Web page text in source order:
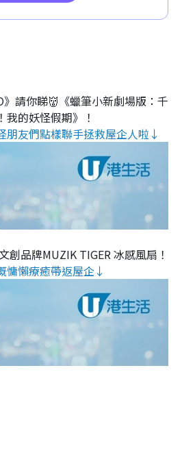
》請你睇👹《蠟筆小新劇場版：千
我的妖怪假期》！
朋友們點樣聯手拯救屋企人啦↓
創品牌MUZIK TIGER 冰感風扇！
慵懶療癒帶返屋企↓